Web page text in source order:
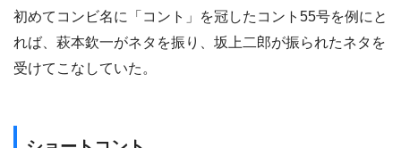
初めてコンビ名に「コント」を冠したコント55号を例にと
れば、萩本欽一がネタを振り、坂上二郎が振られたネタを
受けてこなしていた。